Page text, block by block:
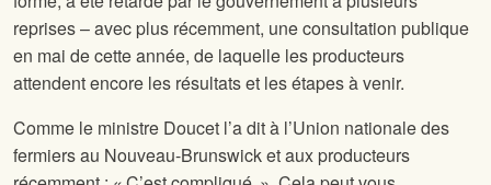
reprises – avec plus récemment, une consultation publique
en mai de cette année, de laquelle les producteurs
attendent encore les résultats et les étapes à venir.
Comme le ministre Doucet l’a dit à l’Union nationale des
fermiers au Nouveau-Brunswick et aux producteurs